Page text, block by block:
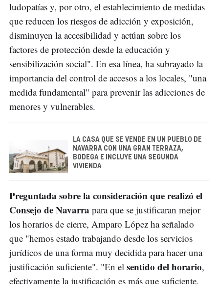
ludopatías y, por otro, el establecimiento de medidas
que reducen los riesgos de adicción y exposición,
disminuyen la accesibilidad y actúan sobre los
factores de protección desde la educación y
sensibilización social". En esa línea, ha subrayado la
importancia del control de accesos a los locales, "una
medida fundamental" para prevenir las adicciones de
menores y vulnerables.
LA CASA QUE SE VENDE EN UN PUEBLO DE
NAVARRA CON UNA GRAN TERRAZA,
BODEGA E INCLUYE UNA SEGUNDA
VIVIENDA
Preguntada sobre la consideración que realizó el
Consejo de Navarra para que se justificaran mejor
los horarios de cierre, Amparo López ha señalado
que "hemos estado trabajando desde los servicios
jurídicos de una forma muy decidida para hacer una
justificación suficiente". "En el sentido del horario,
efectivamente la justificación es más que suficiente,